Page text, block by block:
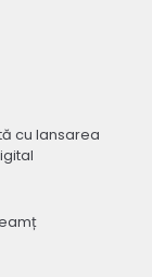
cu lansarea